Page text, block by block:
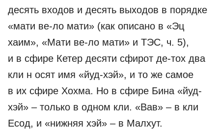
десять входов и десять выходов в порядке
«мати ве-ло мати» (как описано в «Эц
хаим», «Мати ве-ло мати» и ТЭС, ч. 5),
и в сфире Кетер десяти сфирот де-тох два
кли н осят имя «йуд-хэй», и то же самое
в их сфире Хохма. Но в сфире Бина «йуд-
хэй» – только в одном кли. «Вав» – в кли
Есод, и «нижняя хэй» – в Малхут.